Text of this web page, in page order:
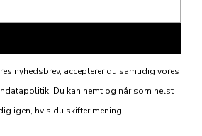
nyhedsbrev, accepterer du samtidig vores
Du kan nemt og når som helst
igen, hvis du skifter mening.